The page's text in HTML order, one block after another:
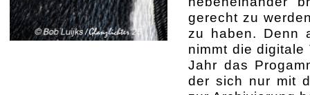
gerecht zu
zu haben. Denn
nimmt die digitale
Jahr das
der sich nur mit